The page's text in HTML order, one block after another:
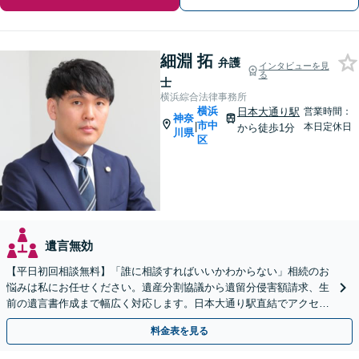
細淵 拓 弁護
士
インタビューを見
る
横浜綜合法律事務所
神奈
川県
|
横浜
市中
区
日本大通り駅
から徒歩1分
営業時間：
本日定休日
遺言無効
【平日初回相談無料】「誰に相談すればいいかわからない」相続のお
悩みは私にお任せください。遺産分割協議から遺留分侵害額請求、生
前の遺言書作成まで幅広く対応します。日本大通り駅直結でアクセス
良好。まずはご相談を。
料金表を見る